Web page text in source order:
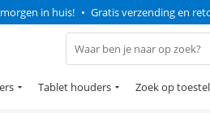
in huis! • Gratis verzending en
Tablet houders Zoek op toestel